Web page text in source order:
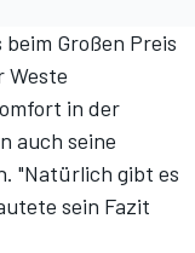
Großen Preis
Weste
in der
auch seine
"Natürlich gibt es
sein Fazit